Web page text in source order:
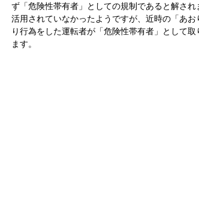
ず「危険性帯有者」としての規制であると解さ
活用されていなかったようですが、近時の「あ
り行為をした運転者が「危険性帯有者」として
ます。